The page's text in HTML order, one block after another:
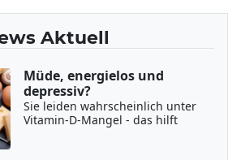
Aktuell
Müde, energielos und
depressiv?
Sie leiden wahrscheinlich unter
Vitamin-D-Mangel - das hilft